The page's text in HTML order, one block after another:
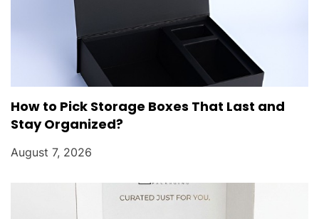
How to Pick Storage Boxes That Last and
Stay Organized?
August 7, 2026